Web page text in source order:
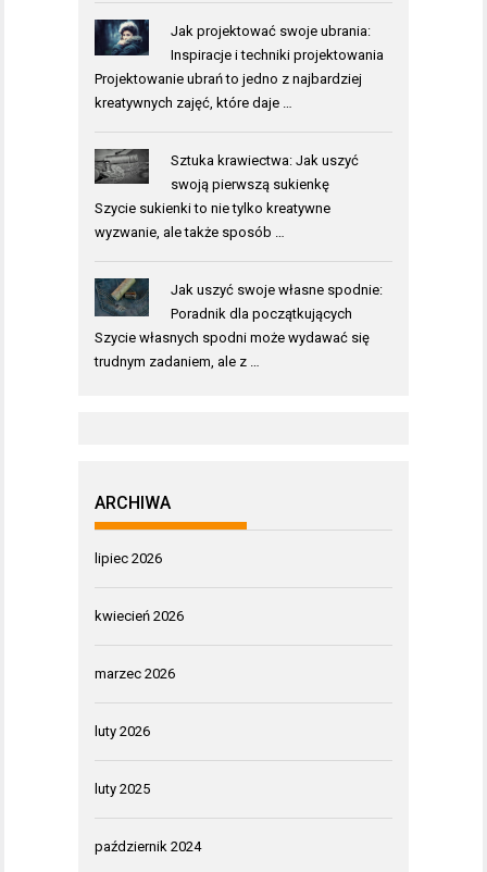
Jak projektować swoje ubrania:
Inspiracje i techniki projektowania
Projektowanie ubrań to jedno z najbardziej
kreatywnych zajęć, które daje …
Sztuka krawiectwa: Jak uszyć
swoją pierwszą sukienkę
Szycie sukienki to nie tylko kreatywne
wyzwanie, ale także sposób …
Jak uszyć swoje własne spodnie:
Poradnik dla początkujących
Szycie własnych spodni może wydawać się
trudnym zadaniem, ale z …
ARCHIWA
lipiec 2026
kwiecień 2026
marzec 2026
luty 2026
luty 2025
październik 2024